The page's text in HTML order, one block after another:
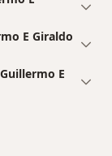
E Giraldo
E